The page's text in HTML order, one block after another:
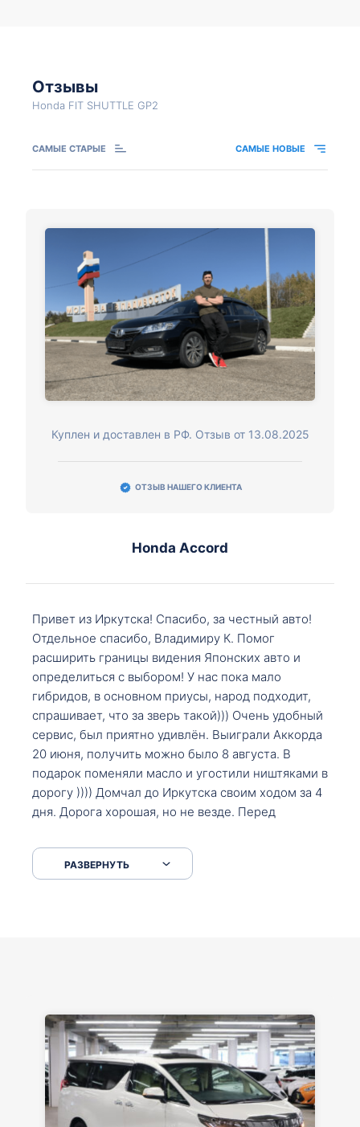
Отзывы
Honda FIT SHUTTLE GP2
САМЫЕ СТАРЫЕ САМЫЕ НОВЫЕ
Куплен и доставлен в РФ. Отзыв от 13.08.2025
ОТЗЫВ НАШЕГО КЛИЕНТА
Honda Accord
Привет из Иркутска! Спасибо, за честный авто!
Отдельное спасибо, Владимиру К. Помог
расширить границы видения Японских авто и
определиться с выбором! У нас пока мало
гибридов, в основном приусы, народ подходит,
спрашивает, что за зверь такой))) Очень удобный
сервис, был приятно удивлён. Выиграли Аккорда
20 июня, получить можно было 8 августа. В
подарок поменяли масло и угостили ништяками в
дорогу )))) Домчал до Иркутска своим ходом за 4
дня. Дорога хорошая, но не везде. Перед
серпантинах по пути следования.
РАЗВЕРНУТЬ